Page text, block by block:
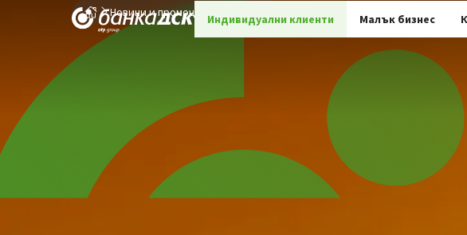
Индивидуални клиенти Малък бизнес
Новини и промоции